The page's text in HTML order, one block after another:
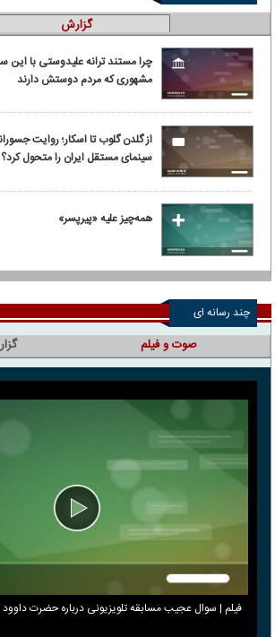
گزارش
چرا مستند ترانه علیدوستی با این
مشهوری که مردم دوستش دارند
از گلدن گلوب تا اسکار؛ روایت
سینمای مستقل ایران را متحول کرد؟
همه‌چیز علیه «پیرپسر»
چند رسانه ای
صوت و فیلم
فیلم | سوال عجیب مسابقه تلویزیونی درباره حضرت داوود با